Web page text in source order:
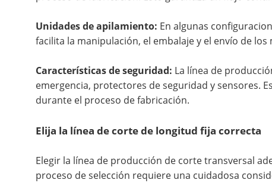
Unidades de apilamiento: En algunas
facilita la manipulación, el embalaje y el envío de
Características de seguridad: La línea de
emergencia, protectores de seguridad y sensores.
durante el proceso de fabricación.
Elija la línea de corte de longitud fija correcta
Elegir la línea de producción de corte transversal
proceso de selección requiere una cuidadosa